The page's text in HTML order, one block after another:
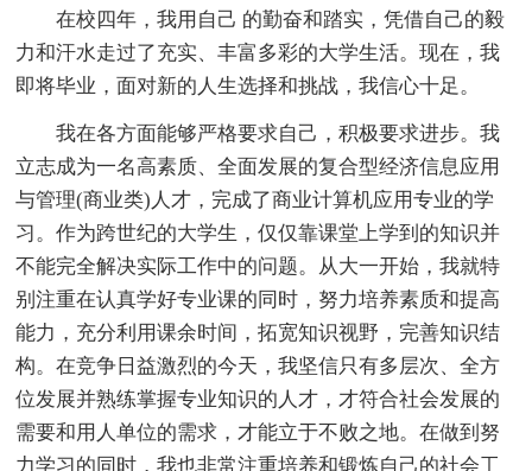
在校四年，我用自己 的勤奋和踏实，凭借自己的毅
力和汗水走过了充实、丰富多彩的大学生活。现在，我
即将毕业，面对新的人生选择和挑战，我信心十足。
我在各方面能够严格要求自己，积极要求进步。我
立志成为一名高素质、全面发展的复合型经济信息应用
与管理(商业类)人才，完成了商业计算机应用专业的学
习。作为跨世纪的大学生，仅仅靠课堂上学到的知识并
不能完全解决实际工作中的问题。从大一开始，我就特
别注重在认真学好专业课的同时，努力培养素质和提高
能力，充分利用课余时间，拓宽知识视野，完善知识结
构。在竞争日益激烈的今天，我坚信只有多层次、全方
位发展并熟练掌握专业知识的人才，才符合社会发展的
需要和用人单位的需求，才能立于不败之地。在做到努
力学习的同时，我也非常注重培养和锻炼自己的社会工